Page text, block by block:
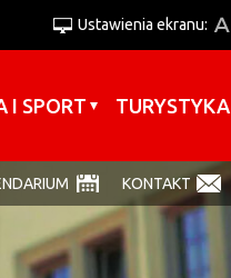
Ustawienia ekranu:
I SPORT TURYSTYKA
KONTAKT